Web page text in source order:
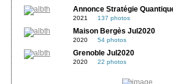
Annonce Stratégie
2021 137 photos
Maison Bergès Jul2020
2020 54 photos
Grenoble Jul2020
2020 22 photos